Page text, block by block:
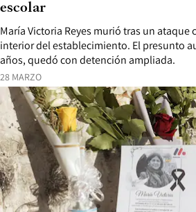
28 MARZO
María Victoria Reyes murió tras un ataque
interior del establecimiento. El presunto
años, quedó con detención ampliada.
escolar